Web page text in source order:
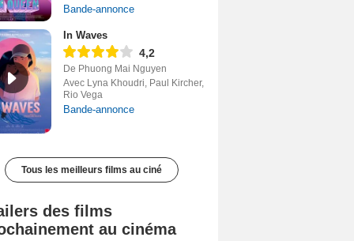
Bande-annonce
In Waves
4,2
De Phuong Mai Nguyen
Avec Lyna Khoudri, Paul Kircher,
Rio Vega
Bande-annonce
Tous les meilleurs films au ciné
des films
au cinéma
Tombé du ciel Bande-annonce VF La fin d’Oak Street Bande-annonce VO STFR